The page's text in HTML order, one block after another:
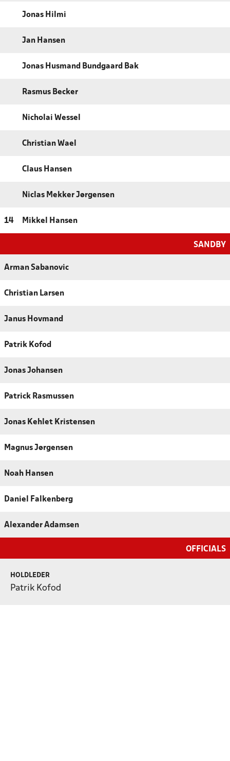
Jonas Hilmi
Jan Hansen
Jonas Husmand Bundgaard Bak
Rasmus Becker
Nicholai Wessel
Christian Wael
Claus Hansen
Niclas Mekker Jørgensen
14 Mikkel Hansen
SANDBY
Arman Sabanovic
Christian Larsen
Janus Hovmand
Patrik Kofod
Jonas Johansen
Patrick Rasmussen
Jonas Kehlet Kristensen
Magnus Jørgensen
Noah Hansen
Daniel Falkenberg
Alexander Adamsen
OFFICIALS
HOLDLEDER
Patrik Kofod